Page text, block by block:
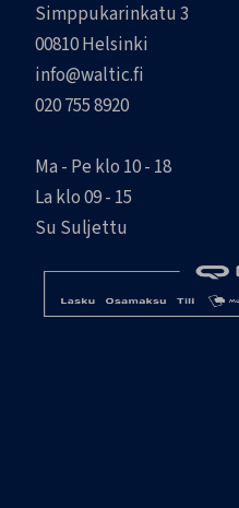
Simppukarinkatu 3
00810 Helsinki
info@waltic.fi
020 755 8920
Ma - Pe klo 10 - 18
La klo 09 - 15
Su Suljettu